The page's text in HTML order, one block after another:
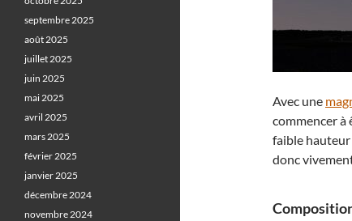
Avec une
commencer à
faible hauteur
donc
septembre 2025
août 2025
juillet 2025
juin 2025
mai 2025
avril 2025
mars 2025
février 2025
janvier 2025
décembre 2024
novembre 2024